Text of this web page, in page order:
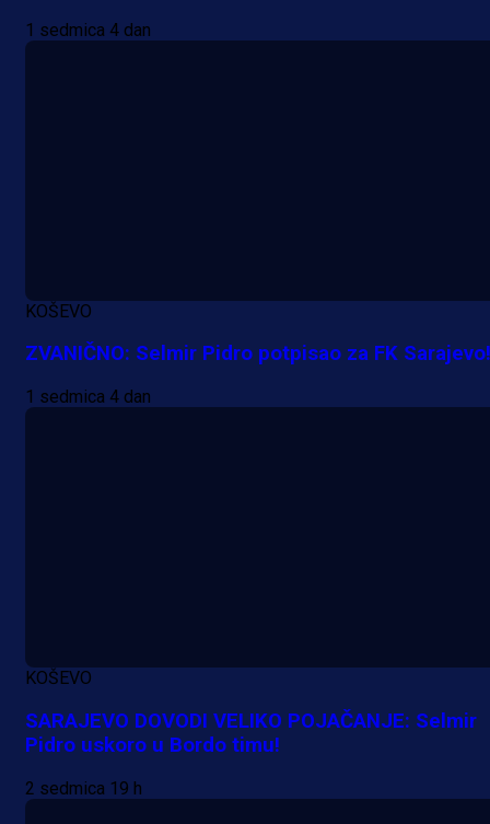
18 h 44 min
1 sedmica 4 dan
KOŠEVO
ZVANIČNO: Selmir Pidro potpisao za FK Sarajevo!
1 sedmica 4 dan
KOŠEVO
SARAJEVO DOVODI VELIKO POJAČANJE: Selmir
Pidro uskoro u Bordo timu!
2 sedmica 19 h